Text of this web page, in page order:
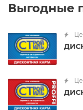
Выгодные